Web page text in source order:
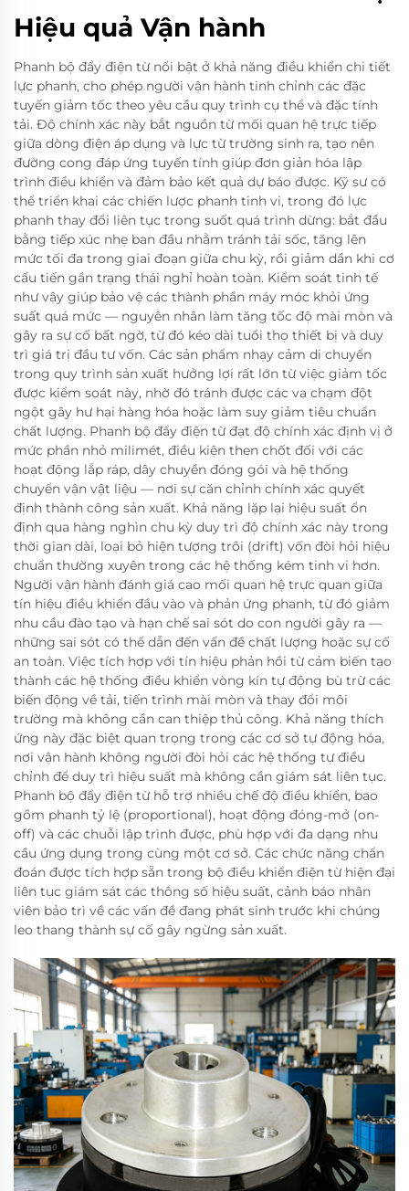
Hiệu quả Vận hành
Phanh bộ đẩy điện từ nổi bật ở khả năng điều khiển chi tiết
lực phanh, cho phép người vận hành tinh chỉnh các đặc
tuyến giảm tốc theo yêu cầu quy trình cụ thể và đặc tính
tải. Độ chính xác này bắt nguồn từ mối quan hệ trực tiếp
giữa dòng điện áp dụng và lực từ trường sinh ra, tạo nên
đường cong đáp ứng tuyến tính giúp đơn giản hóa lập
trình điều khiển và đảm bảo kết quả dự báo được. Kỹ sư có
thể triển khai các chiến lược phanh tinh vi, trong đó lực
phanh thay đổi liên tục trong suốt quá trình dừng: bắt đầu
bằng tiếp xúc nhẹ ban đầu nhằm tránh tải sốc, tăng lên
mức tối đa trong giai đoạn giữa chu kỳ, rồi giảm dần khi cơ
cấu tiến gần trạng thái nghỉ hoàn toàn. Kiểm soát tinh tế
như vậy giúp bảo vệ các thành phần máy móc khỏi ứng
suất quá mức — nguyên nhân làm tăng tốc độ mài mòn và
gây ra sự cố bất ngờ, từ đó kéo dài tuổi thọ thiết bị và duy
trì giá trị đầu tư vốn. Các sản phẩm nhạy cảm di chuyển
trong quy trình sản xuất hưởng lợi rất lớn từ việc giảm tốc
được kiểm soát này, nhờ đó tránh được các va chạm đột
ngột gây hư hại hàng hóa hoặc làm suy giảm tiêu chuẩn
chất lượng. Phanh bộ đẩy điện từ đạt độ chính xác định vị ở
mức phần nhỏ milimét, điều kiện then chốt đối với các
hoạt động lắp ráp, dây chuyền đóng gói và hệ thống
chuyển vận vật liệu — nơi sự căn chỉnh chính xác quyết
định thành công sản xuất. Khả năng lặp lại hiệu suất ổn
định qua hàng nghìn chu kỳ duy trì độ chính xác này trong
thời gian dài, loại bỏ hiện tượng trôi (drift) vốn đòi hỏi hiệu
chuẩn thường xuyên trong các hệ thống kém tinh vi hơn.
Người vận hành đánh giá cao mối quan hệ trực quan giữa
tín hiệu điều khiển đầu vào và phản ứng phanh, từ đó giảm
nhu cầu đào tạo và hạn chế sai sót do con người gây ra —
những sai sót có thể dẫn đến vấn đề chất lượng hoặc sự cố
an toàn. Việc tích hợp với tín hiệu phản hồi từ cảm biến tạo
thành các hệ thống điều khiển vòng kín tự động bù trừ các
biến động về tải, tiến trình mài mòn và thay đổi môi
trường mà không cần can thiệp thủ công. Khả năng thích
ứng này đặc biệt quan trọng trong các cơ sở tự động hóa,
nơi vận hành không người đòi hỏi các hệ thống tự điều
chỉnh để duy trì hiệu suất mà không cần giám sát liên tục.
Phanh bộ đẩy điện từ hỗ trợ nhiều chế độ điều khiển, bao
gồm phanh tỷ lệ (proportional), hoạt động đóng-mở (on-
off) và các chuỗi lập trình được, phù hợp với đa dạng nhu
cầu ứng dụng trong cùng một cơ sở. Các chức năng chẩn
đoán được tích hợp sẵn trong bộ điều khiển điện từ hiện đại
liên tục giám sát các thông số hiệu suất, cảnh báo nhân
viên bảo trì về các vấn đề đang phát sinh trước khi chúng
leo thang thành sự cố gây ngừng sản xuất.